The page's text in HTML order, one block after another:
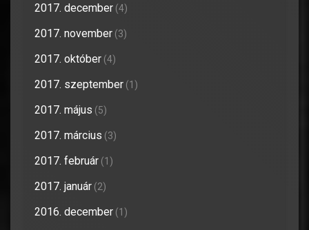
2017. december (4)
2017. november (3)
2017. október (4)
2017. szeptember (1)
2017. május (5)
2017. március (3)
2017. február (1)
2017. január (2)
2016. december (1)